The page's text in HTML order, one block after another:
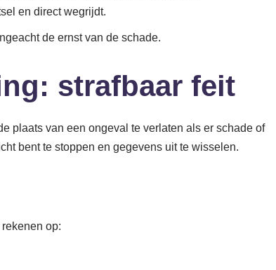
en direct wegrijdt.
de ernst van de schade.
strafbaar feit
plaats van een ongeval te verlaten als er schade of
bent te stoppen en gegevens uit te wisselen.
op: